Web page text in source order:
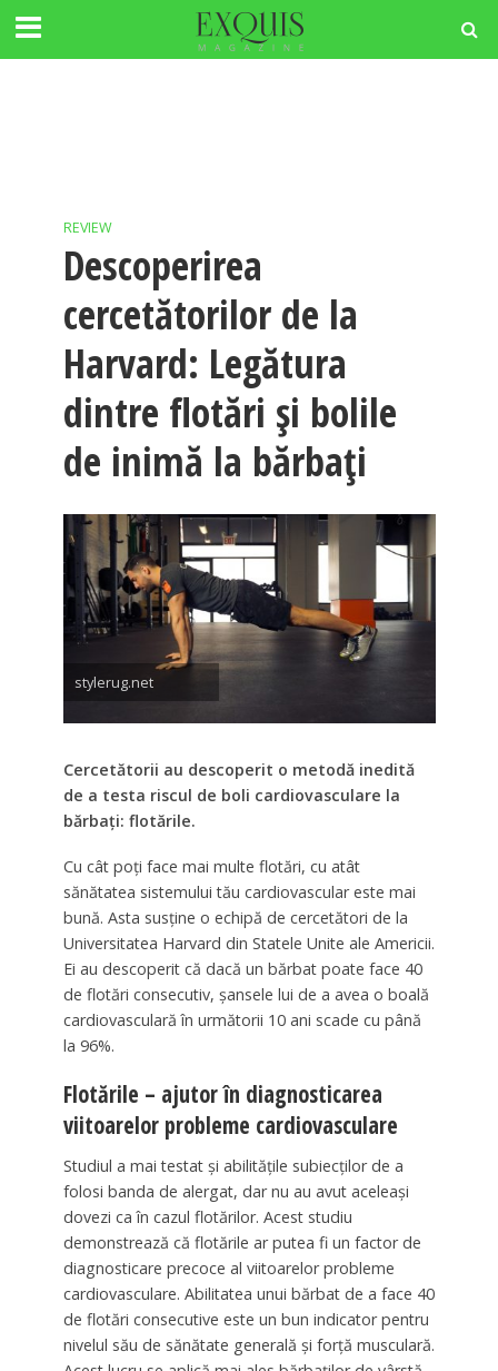
REVIEW
Descoperirea
cercetătorilor de la
Harvard: Legătura
dintre flotări și bolile
de inimă la bărbați
stylerug.net
Cercetătorii au descoperit o metodă inedită
de a testa riscul de boli cardiovasculare la
bărbați: flotările.
Cu cât poți face mai multe flotări, cu atât
sănătatea sistemului tău cardiovascular este mai
bună. Asta susține o echipă de cercetători de la
Universitatea Harvard din Statele Unite ale Americii.
Ei au descoperit că dacă un bărbat poate face 40
de flotări consecutiv, șansele lui de a avea o boală
cardiovasculară în următorii 10 ani scade cu până
la 96%.
Flotările – ajutor în diagnosticarea
viitoarelor probleme cardiovasculare
Studiul a mai testat și abilitățile subiecților de a
folosi banda de alergat, dar nu au avut aceleași
dovezi ca în cazul flotărilor. Acest studiu
demonstrează că flotările ar putea fi un factor de
diagnosticare precoce al viitoarelor probleme
cardiovasculare. Abilitatea unui bărbat de a face 40
de flotări consecutive este un bun indicator pentru
nivelul său de sănătate generală și forță musculară.